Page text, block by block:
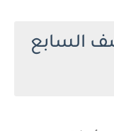
السابع